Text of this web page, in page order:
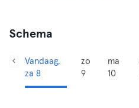
Schema
Vandaag,
za 8
zo
9
ma
10